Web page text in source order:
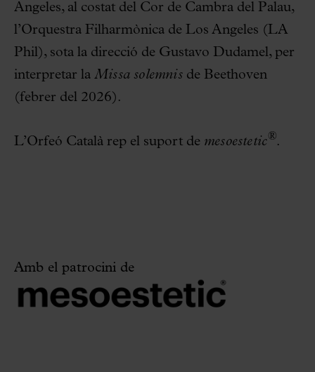
Angeles, al costat del Cor de Cambra del Palau,
l’Orquestra Filharmònica de Los Angeles (LA
Phil), sota la direcció de Gustavo Dudamel, per
interpretar la Missa solemnisde Beethoven
(febrer del 2026).
L’Orfeó Català rep el suport de mesoestetic®.
Amb el patrocini de